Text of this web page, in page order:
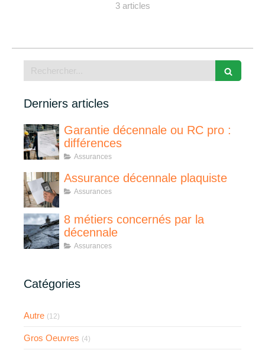
3 articles
Derniers articles
Garantie décennale ou RC pro :
différences
Assurances
Assurance décennale plaquiste
Assurances
8 métiers concernés par la
décennale
Assurances
Catégories
Autre (12)
Gros Oeuvres (4)